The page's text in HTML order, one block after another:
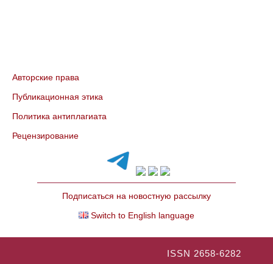
Авторские права
Публикационная этика
Политика антиплагиата
Рецензирование
Подписаться на новостную рассылку
Switch to English language
ISSN 2658-6282